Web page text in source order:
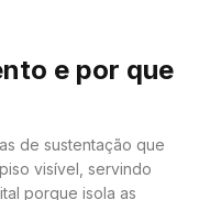
e por que
de sustentação que
visível, servindo
porque isola as